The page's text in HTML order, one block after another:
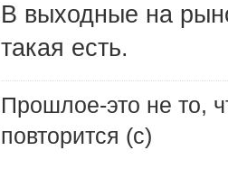
В выходные на
такая есть.
Прошлое-это не то,
повторится (с)